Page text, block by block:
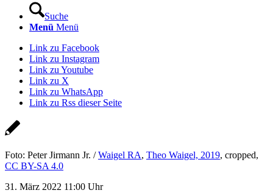
Suche
Menü Menü
Link zu Facebook
Link zu Instagram
Link zu Youtube
Link zu X
Link zu WhatsApp
Link zu Rss dieser Seite
Foto: Peter Jirmann Jr. /Waigel RA, Theo Waigel, 2019, cropped,
CC BY-SA 4.0
31. März 2022 11:00 Uhr